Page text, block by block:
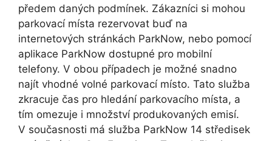
předem daných podmínek. Zákazníci si mohou
parkovací místa rezervovat buď na
internetových stránkách ParkNow, nebo pomocí
aplikace ParkNow dostupné pro mobilní
telefony. V obou případech je možné snadno
najít vhodné volné parkovací místo. Tato služba
zkracuje čas pro hledání parkovacího místa, a
tím omezuje i množství produkovaných emisí.
V současnosti má služba ParkNow 14 středisek